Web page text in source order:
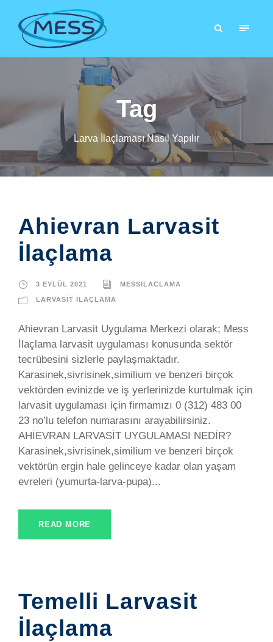
Tag
Larva İlaçlaması Nasıl Yapılır
Ahievran Larvasit
İlaçlama
3 EYLÜL 2021 MESSILACLAMA
LARVASIT İLAÇLAMA
Ahievran Larvasit Uygulama Merkezi olarak; Mess
İlaçlama larvasit uygulaması konusunda sektör
tecrübesini sizlerle paylaşmaktadır.
Karasinek,sivrisinek,similium ve benzeri birçok
vektörden evinizde ve iş yerlerinizde kurtulmak için
larvasit uygulaması için firmamızı 0 (312) 483 00
23 no’lu telefon numarasını arayabilirsiniz.
AHİEVRAN LARVASİT UYGULAMASI NEDİR?
Karasinek,sivrisinek,similium ve benzeri birçok
vektörün ergin hale gelinceye kadar olan yaşam
evreleri (yumurta-larva-pupa)...
READ MORE
Temelli Larvasit
İlaçlama